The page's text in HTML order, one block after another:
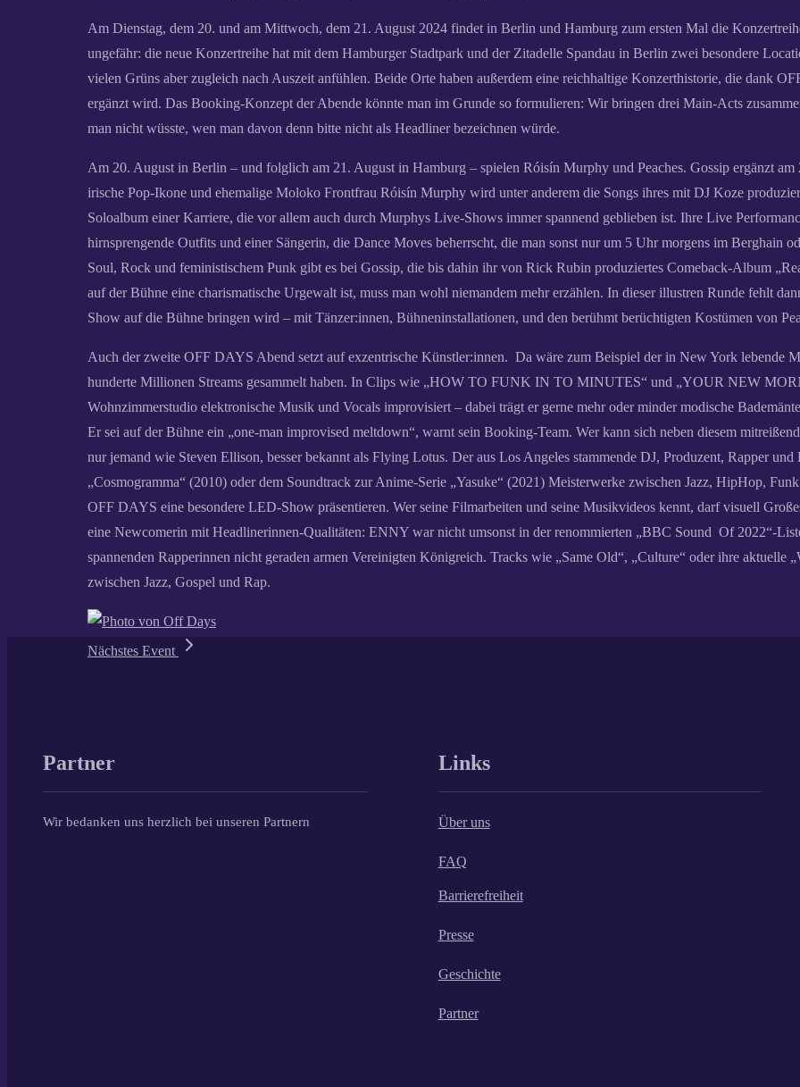
Am Dienstag, dem 20. und am Mittwoch, dem 21. August 2024 findet in Berlin und Hamburg zum ersten Mal die
ungefähr: die neue Konzertreihe hat mit dem Hamburger Stadtpark und der Zitadelle Spandau in Berlin zwei besondere
vielen Grüns aber zugleich nach Auszeit anfühlen. Beide Orte haben außerdem eine reichhaltige Konzerthistorie, die dank
ergänzt wird. Das Booking-Konzept der Abende könnte man im Grunde so formulieren: Wir bringen drei Main-Acts
man nicht wüsste, wen man davon denn bitte nicht als Headliner bezeichnen würde.
Am 20. August in Berlin – und folglich am 21. August in Hamburg – spielen Róisín Murphy und Peaches. Gossip ergänzt
irische Pop-Ikone und ehemalige Moloko Frontfrau Róisín Murphy wird unter anderem die Songs ihres mit DJ Koze
Soloalbum einer Karriere, die vor allem auch durch Murphys Live-Shows immer spannend geblieben ist. Ihre Live
hirnsprengende Outfits und einer Sängerin, die Dance Moves beherrscht, die man sonst nur um 5 Uhr morgens im Berghain
Soul, Rock und feministischem Punk gibt es bei Gossip, die bis dahin ihr von Rick Rubin produziertes Comeback-Album
auf der Bühne eine charismatische Urgewalt ist, muss man wohl niemandem mehr erzählen. In dieser illustren Runde fehlt
Show auf die Bühne bringen wird – mit Tänzer:innen, Bühneninstallationen, und den berühmt berüchtigten Kostümen von
Auch der zweite OFF DAYS Abend setzt auf exzentrische Künstler:innen. Da wäre zum Beispiel der in New York lebende
hunderte Millionen Streams gesammelt haben. In Clips wie „HOW TO FUNK IN TO MINUTES“ und „YOUR NEW
Wohnzimmerstudio elektronische Musik und Vocals improvisiert – dabei trägt er gerne mehr oder minder modische
Er sei auf der Bühne ein „one-man improvised meltdown“, warnt sein Booking-Team. Wer kann sich neben diesem
nur jemand wie Steven Ellison, besser bekannt als Flying Lotus. Der aus Los Angeles stammende DJ, Produzent, Rapper
„Cosmogramma“ (2010) oder dem Soundtrack zur Anime-Serie „Yasuke“ (2021) Meisterwerke zwischen Jazz, HipHop,
OFF DAYS eine besondere LED-Show präsentieren. Wer seine Filmarbeiten und seine Musikvideos kennt, darf visuell
eine Newcomerin mit Headlinerinnen-Qualitäten: ENNY war nicht umsonst in der renommierten „BBC Sound Of 2022“-
spannenden Rapperinnen nicht geraden armen Vereinigten Königreich. Tracks wie „Same Old“, „Culture“ oder ihre aktuelle
zwischen Jazz, Gospel und Rap.
Nächstes Event
Partner
Wir bedanken uns herzlich bei unseren Partnern
Links
Über uns
FAQ
Barrierefreiheit
Presse
Geschichte
Partner